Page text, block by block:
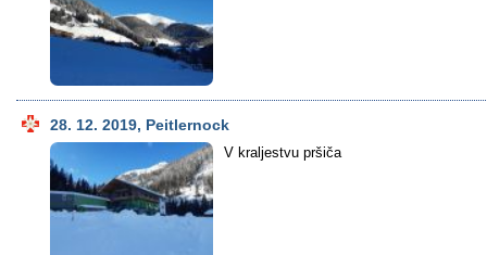
28. 12. 2019, Peitlernock
V kraljestvu pršiča